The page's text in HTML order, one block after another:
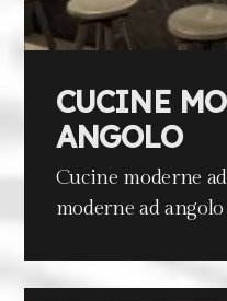
CUCINE
ANGOLO
Cucine moderne
moderne ad